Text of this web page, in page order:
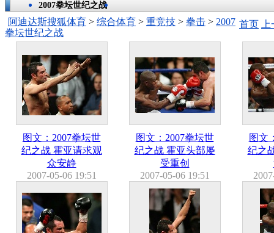
2007拳坛世纪之战
阿迪达斯搜狐体育 > 综合体育 > 重竞技 > 拳击 > 2007
拳坛世纪之战
图文：2007拳坛世
纪之战 霍亚请求观
众安静
2007-05-06 19:51
图文：2007拳坛世
纪之战 霍亚头部屡
受重创
2007-05-06 19:51
图文
纪之
首页